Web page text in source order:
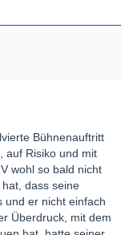
Bühnenauftritt
auf Risiko und mit
wohl so bald nicht
dass seine
und er nicht einfach
Überdruck, mit dem